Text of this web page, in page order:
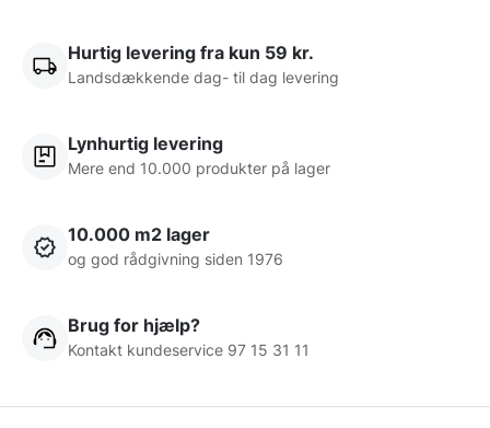
Hurtig levering fra kun 59 kr.
Landsdækkende dag- til dag levering
Lynhurtig levering
Mere end 10.000 produkter på lager
10.000 m2 lager
og god rådgivning siden 1976
Brug for hjælp?
Kontakt kundeservice 97 15 31 11